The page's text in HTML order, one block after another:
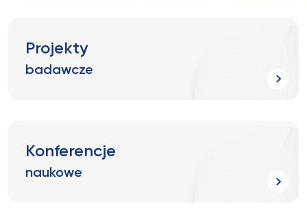
Projekty
badawcze
Konferencje
naukowe